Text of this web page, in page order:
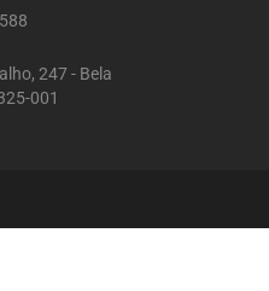
247 - Bela
001